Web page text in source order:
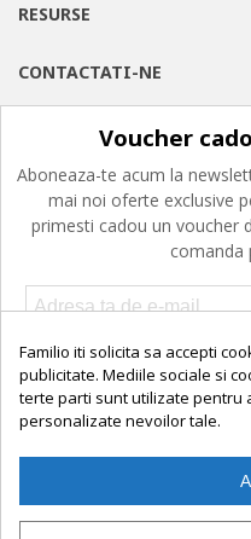
RESURSE
CONTACTATI-NE
Voucher
Aboneaza-te acum la
mai noi oferte exclusive
primesti cadou un voucher
comanda
Confirm ca am peste 16
consimtamantul privind
politica de cookies si
Familio iti solicita sa accepti
publicitate. Mediile sociale si
terte parti sunt utilizate pentru
personalizate nevoilor tale.